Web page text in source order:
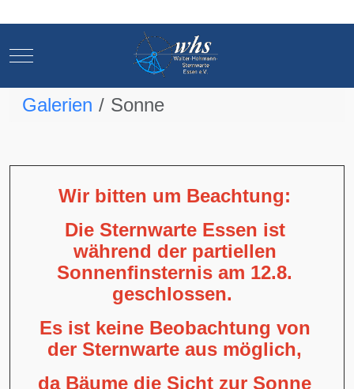
Mobile Menu Toggle
Galerien Sonne
Wir bitten um Beachtung:
Die Sternwarte Essen ist
während der partiellen
Sonnenfinsternis am 12.8.
geschlossen.
Es ist keine Beobachtung von
der Sternwarte aus möglich,
da Bäume die Sicht zur Sonne